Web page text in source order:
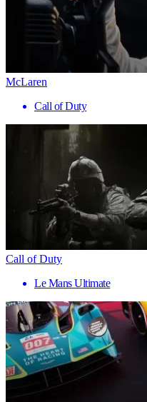
McLaren
Call of Duty
Call of Duty
Le Mans Ultimate